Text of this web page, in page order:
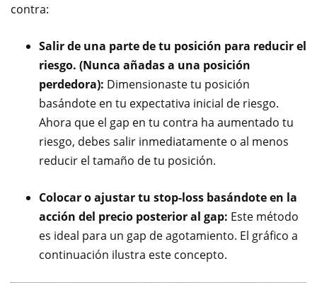
contra:
Salir de una parte de tu posición para reducir el
riesgo. (Nunca añadas a una posición
perdedora): Dimensionaste tu posición
basándote en tu expectativa inicial de riesgo.
Ahora que el gap en tu contra ha aumentado tu
riesgo, debes salir inmediatamente o al menos
reducir el tamaño de tu posición.
Colocar o ajustar tu stop-loss basándote en la
acción del precio posterior al gap: Este método
es ideal para un gap de agotamiento. El gráfico a
continuación ilustra este concepto.